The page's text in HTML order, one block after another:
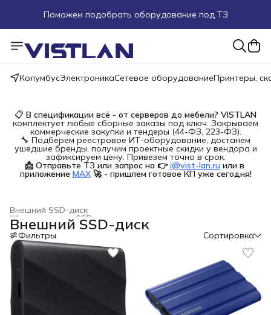
Поможем подобрать оборудование под ТЗ
Пуско-наладочные работы
Пришлите запрос на e-mail или в чат
КолумбусЭлектроникаСетевое оборудованиеПринтеры,
📋 В спецификации всё - от серверов до мебели? VISTLAN
комплектует любые сборные заказы под ключ. Закрываем
коммерческие закупки и тендеры (44-ФЗ, 223-ФЗ).
🔧 Подберем реестровое ИТ-оборудование, достанем
ушедшие бренды, получим проектные скидки у вендора и
зафиксируем цену. Привезем точно в срок.
📩 Отправьте ТЗ или запрос на 👉 i@vist-lan.ru или в
приложение MAX 🚀 - пришлем готовое КП уже сегодня!
Внешний SSD-диск
Жесткие диски, SSD и сетевые накопители
Электроника ›
Главная ›
Внешний SSD-диск
Фильтры Сортировка